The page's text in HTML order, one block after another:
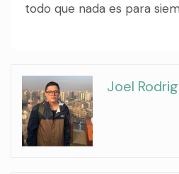
todo que nada es para
Joel